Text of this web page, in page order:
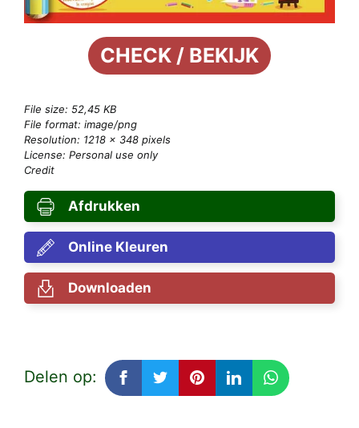
CHECK / BEKIJK
File size: 52,45 KB
File format: image/png
Resolution: 1218 × 348 pixels
License: Personal use only
Credit
Afdrukken
Online Kleuren
Downloaden
Delen op: